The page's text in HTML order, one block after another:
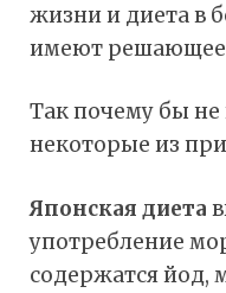
жизни и диета в
имеют решающее
Так почему бы не
некоторые из
Японская диета
употребление
содержатся йод,